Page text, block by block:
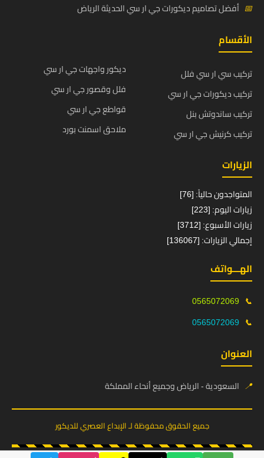
📅 أفضل تصاميم ديكورات جي ار سي الحديثة الرياض
الأقسام
تركيب سي ار سي فلل
تركيب ديكورات جي ار سي
تركيب ساندوتش بنل
تركيب كرنيش جي ار سي
ديكور واجهات جي ار سي
فلل وقصور جي ار سي
قواطع جي ار سي
ملاحق اسمنت بورد
الزيارات
المتواجدون حالياً: [76]
زيارات اليوم: [223]
زيارات الأسبوع: [3712]
إجمالي الزيارات: [136067]
الهـــواتف
📞
0565072069
📞
0565072069
العنوان
📍 السعودية - الرياض وجميع أنحاء المملكة
جميع الحقوق محفوظة لـ الإبداع العصري للديكور